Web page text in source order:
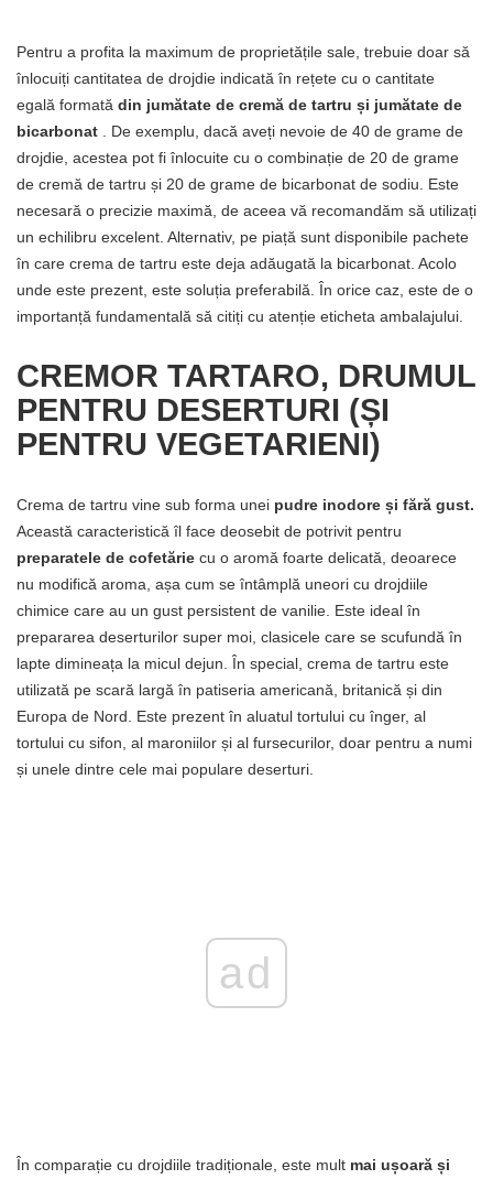
Pentru a profita la maximum de proprietățile sale, trebuie doar să
înlocuiți cantitatea de drojdie indicată în rețete cu o cantitate
egală formată din jumătate de cremă de tartru și jumătate de
bicarbonat . De exemplu, dacă aveți nevoie de 40 de grame de
drojdie, acestea pot fi înlocuite cu o combinație de 20 de grame
de cremă de tartru și 20 de grame de bicarbonat de sodiu. Este
necesară o precizie maximă, de aceea vă recomandăm să utilizați
un echilibru excelent. Alternativ, pe piață sunt disponibile pachete
în care crema de tartru este deja adăugată la bicarbonat. Acolo
unde este prezent, este soluția preferabilă. În orice caz, este de o
importanță fundamentală să citiți cu atenție eticheta ambalajului.
CREMOR TARTARO, DRUMUL
PENTRU DESERTURI (ȘI
PENTRU VEGETARIENI)
Crema de tartru vine sub forma unei pudre inodore și fără gust.
Această caracteristică îl face deosebit de potrivit pentru
preparatele de cofetărie cu o aromă foarte delicată, deoarece
nu modifică aroma, așa cum se întâmplă uneori cu drojdiile
chimice care au un gust persistent de vanilie. Este ideal în
prepararea deserturilor super moi, clasicele care se scufundă în
lapte dimineața la micul dejun. În special, crema de tartru este
utilizată pe scară largă în patiseria americană, britanică și din
Europa de Nord. Este prezent în aluatul tortului cu înger, al
tortului cu sifon, al maroniilor și al fursecurilor, doar pentru a numi
și unele dintre cele mai populare deserturi.
ad
În comparație cu drojdiile tradiționale, este mult mai ușoară și